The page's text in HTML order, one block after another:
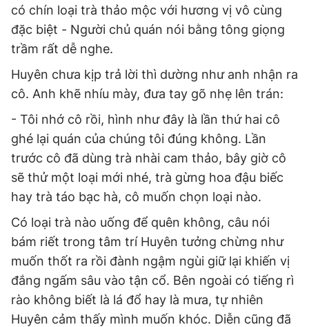
có chín loại trà thảo mộc với hương vị vô cùng
đặc biệt - Người chủ quán nói bằng tông giọng
trầm rất dễ nghe.
Huyên chưa kịp trả lời thì dường như anh nhận ra
cô. Anh khẽ nhíu mày, đưa tay gõ nhẹ lên trán:
- Tôi nhớ cô rồi, hình như đây là lần thứ hai cô
ghé lại quán của chúng tôi đúng không. Lần
trước cô đã dùng trà nhài cam thảo, bây giờ cô
sẽ thử một loại mới nhé, trà gừng hoa đậu biếc
hay trà táo bạc hà, cô muốn chọn loại nào.
Có loại trà nào uống để quên không, câu nói
bám riết trong tâm trí Huyên tưởng chừng như
muốn thốt ra rồi đành ngậm ngùi giữ lại khiến vị
đắng ngấm sâu vào tận cổ. Bên ngoài có tiếng rì
rào không biết là lá đổ hay là mưa, tự nhiên
Huyên cảm thấy mình muốn khóc. Diễn cũng đã